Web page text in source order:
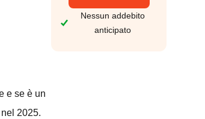
e se è un
2025.
Nessun addebito
anticipato